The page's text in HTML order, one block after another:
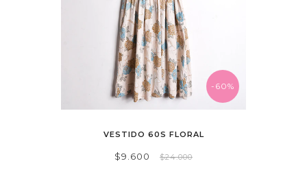
-60%
VESTIDO 60S FLORAL
$9.600 $24.000